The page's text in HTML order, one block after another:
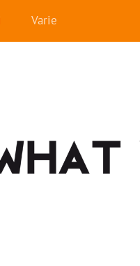
Varie